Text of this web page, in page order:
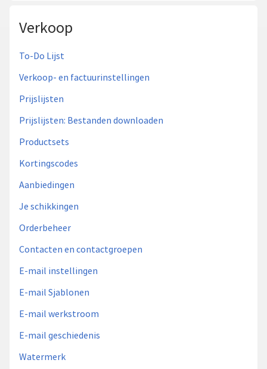
Verkoop
To-Do Lijst
Verkoop- en factuurinstellingen
Prijslijsten
Prijslijsten: Bestanden downloaden
Productsets
Kortingscodes
Aanbiedingen
Je schikkingen
Orderbeheer
Contacten en contactgroepen
E-mail instellingen
E-mail Sjablonen
E-mail werkstroom
E-mail geschiedenis
Watermerk